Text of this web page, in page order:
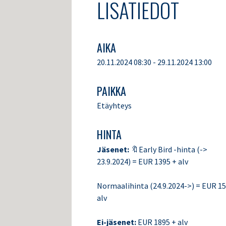
LISÄTIEDOT
AIKA
20.11.2024 08:30 - 29.11.2024 13:00
PAIKKA
Etäyhteys
HINTA
Jäsenet: 🔖Early Bird -hinta (->
23.9.2024) = EUR 1395 + alv
Normaalihinta (24.9.2024->) = EUR
alv
Ei-jäsenet: EUR 1895 + alv